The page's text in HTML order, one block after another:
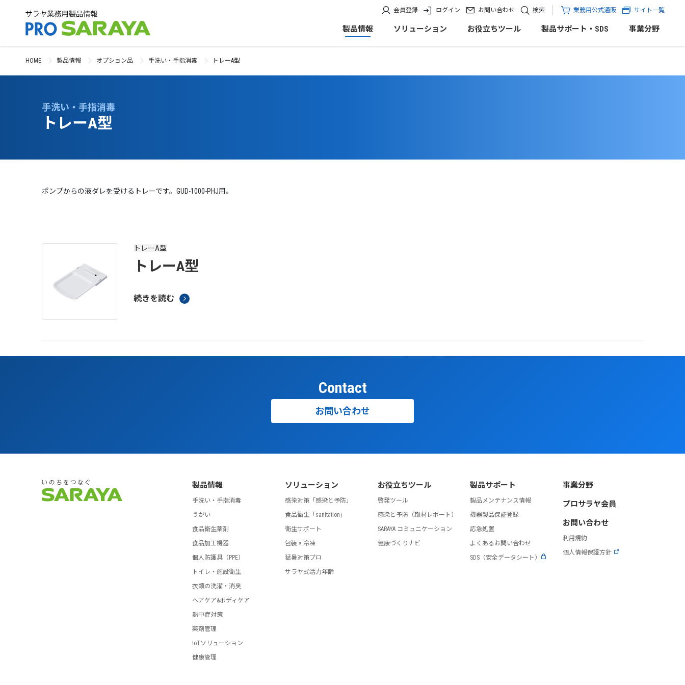
会員登録 ログイン お問い合わせ 検索 業務用公式通販 サイト一覧
製品情報 ソリューション お役立ちツール 製品サポート・SDS 事業分野
HOME 製品情報 オプション品 手洗い・手指消毒 トレーA型
手洗い・手指消毒
トレーA型
ポンプからの液ダレを受けるトレーです。GUD-1000-PHJ用。
トレーA型
トレーA型
続きを読む
Contact
お問い合わせ
製品情報
手洗い・手指消毒
うがい
食品衛生薬剤
食品加工機器
個人防護具（PPE）
トイレ・施設衛生
衣類の洗濯・消臭
ヘアケア&ボディケア
熱中症対策
薬剤管理
IoTソリューション
健康管理
ソリューション
感染対策「感染と予防」
食品衛生「sanitation」
衛生サポート
包装 × 冷凍
猛暑対策プロ
サラヤ式活力年齢
お役立ちツール
啓発ツール
感染と予防（取材レポート）
SARAYA コミュニケーション
健康づくりナビ
製品サポート
製品メンテナンス情報
機器製品保証登録
応急処置
よくあるお問い合わせ
SDS（安全データシート）
事業分野
プロサラヤ会員
お問い合わせ
利用規約
個人情報保護方針